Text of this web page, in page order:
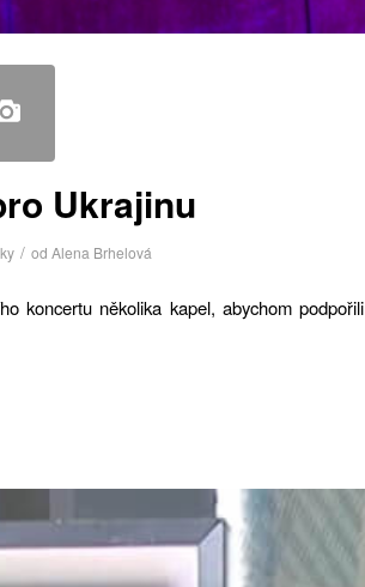
Ukrajinu
/ od Alena Brhelová
koncertu několika kapel, abychom podpořili